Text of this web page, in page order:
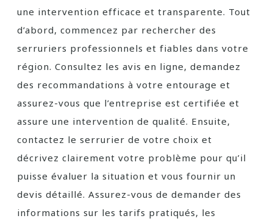
une intervention efficace et transparente. Tout
d’abord, commencez par rechercher des
serruriers professionnels et fiables dans votre
région. Consultez les avis en ligne, demandez
des recommandations à votre entourage et
assurez-vous que l’entreprise est certifiée et
assure une intervention de qualité. Ensuite,
contactez le serrurier de votre choix et
décrivez clairement votre problème pour qu’il
puisse évaluer la situation et vous fournir un
devis détaillé. Assurez-vous de demander des
informations sur les tarifs pratiqués, les